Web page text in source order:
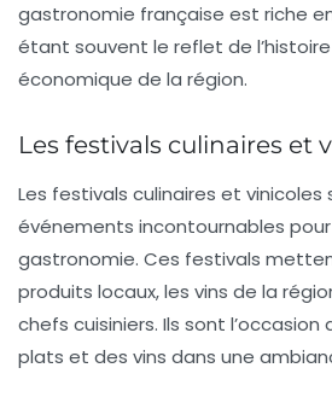
gastronomie française est riche
étant souvent le reflet de
économique de la région.
Les festivals culinaires et
Les festivals culinaires et vinicoles
événements incontournables
gastronomie. Ces festivals
produits locaux, les vins de la
chefs cuisiniers. Ils sont
plats et des vins dans une